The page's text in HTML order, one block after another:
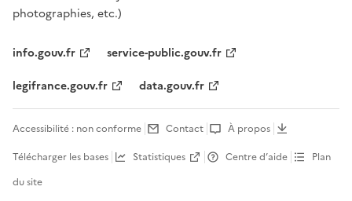
photographies, etc.)
info.gouv.fr
service-public.gouv.fr
legifrance.gouv.fr
data.gouv.fr
Accessibilité : non conforme Contact
À propos
Télécharger les bases
Statistiques Centre d’aide
Plan
du site